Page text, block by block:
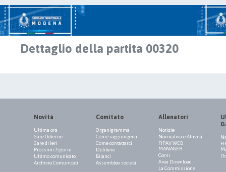
Dettaglio della partita 00320
Novità
Ultima ora
Gare Odierne
Gare di Ieri
Prossimi 7 giorni
Ultimo comunicato
Archivio Comunicati
Comitato
Organigramma
Come raggiungerci
Come contattarci
Delibere
Bilanci
Assemblee società
Allenatori
Notizie
Normativa e Attività
FIPAV WEB
MANAGER
Corsi
Area Download
La Commissione